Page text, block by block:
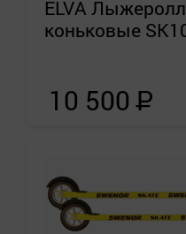
Применить
ELVA
коньковые
10 500Р